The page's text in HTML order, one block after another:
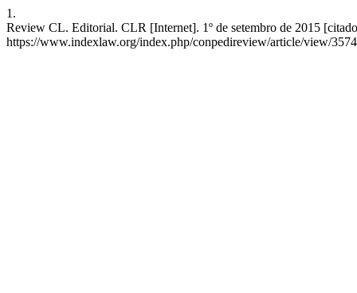
1.
Review CL. Editorial. CLR [Internet]. 1º de setembro de 2015
https://www.indexlaw.org/index.php/conpedireview/article/view/3574